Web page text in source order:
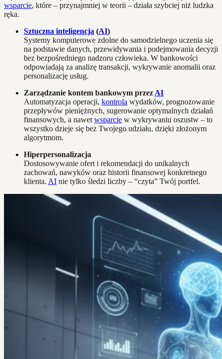
wsparcie, które – przynajmniej w teorii – działa szybciej niż ludzka
ręka.
Sztuczna inteligencja (AI)
Systemy komputerowe zdolne do samodzielnego uczenia się
na podstawie danych, przewidywania i podejmowania decyzji
bez bezpośredniego nadzoru człowieka. W bankowości
odpowiadają za analizę transakcji, wykrywanie anomalii oraz
personalizację usług.
Zarządzanie kontem bankowym przez AI
Automatyzacja operacji, kontrola wydatków, prognozowanie
przepływów pieniężnych, sugerowanie optymalnych działań
finansowych, a nawet wsparcie w wykrywaniu oszustw – to
wszystko dzieje się bez Twojego udziału, dzięki złożonym
algorytmom.
Hiperpersonalizacja
Dostosowywanie ofert i rekomendacji do unikalnych
zachowań, nawyków oraz historii finansowej konkretnego
klienta. AI nie tylko śledzi liczby – “czyta” Twój portfel.